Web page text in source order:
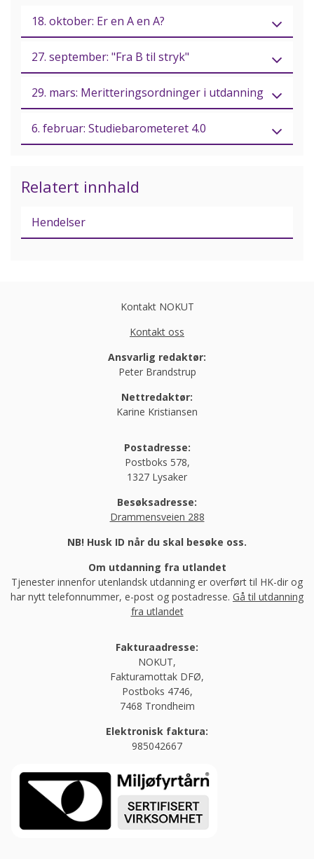
18. oktober: Er en A en A?
27. september: "Fra B til stryk"
29. mars: Meritteringsordninger i utdanning
6. februar: Studiebarometeret 4.0
Relatert innhald
Hendelser
Kontakt NOKUT
Kontakt oss
Ansvarlig redaktør:
Peter Brandstrup
Nettredaktør:
Karine Kristiansen
Postadresse:
Postboks 578,
1327 Lysaker
Besøksadresse:
Drammensveien 288
NB! Husk ID når du skal besøke oss.
Om utdanning fra utlandet
Tjenester innenfor utenlandsk utdanning er overført til HK-dir og
har nytt telefonnummer, e-post og postadresse. Gå til utdanning
fra utlandet
Fakturaadresse:
NOKUT,
Fakturamottak DFØ,
Postboks 4746,
7468 Trondheim
Elektronisk faktura:
985042667